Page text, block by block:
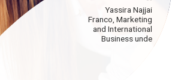
Yassira Najjai
Franco, Marketing
and International
Business unde